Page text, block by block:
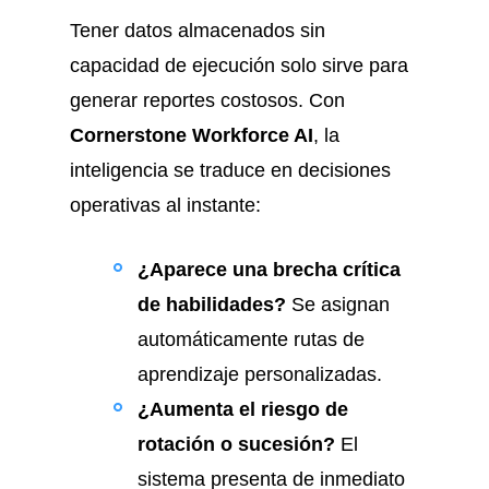
Tener datos almacenados sin
capacidad de ejecución solo sirve para
generar reportes costosos. Con
Cornerstone Workforce AI, la
inteligencia se traduce en decisiones
operativas al instante:
¿Aparece una brecha crítica
de habilidades? Se asignan
automáticamente rutas de
aprendizaje personalizadas.
¿Aumenta el riesgo de
rotación o sucesión? El
sistema presenta de inmediato